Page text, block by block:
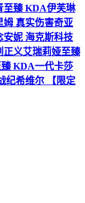
至臻 KDA伊芙琳
姆 真实伤害奇亚
安妮 海克斯科技
正义艾瑞莉娅至臻
KDA一代卡莎
纪希维尔 【限定